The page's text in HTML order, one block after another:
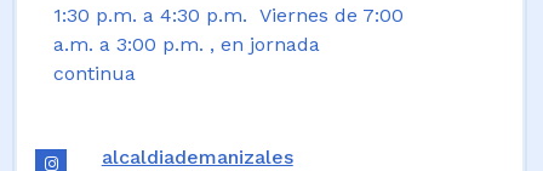
1:30 p.m. a 4:30 p.m. Viernes de 7:00
a.m. a 3:00 p.m. , en jornada
continua
alcaldiademanizales